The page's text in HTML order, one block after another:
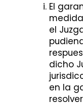
El
el
dicho
en la